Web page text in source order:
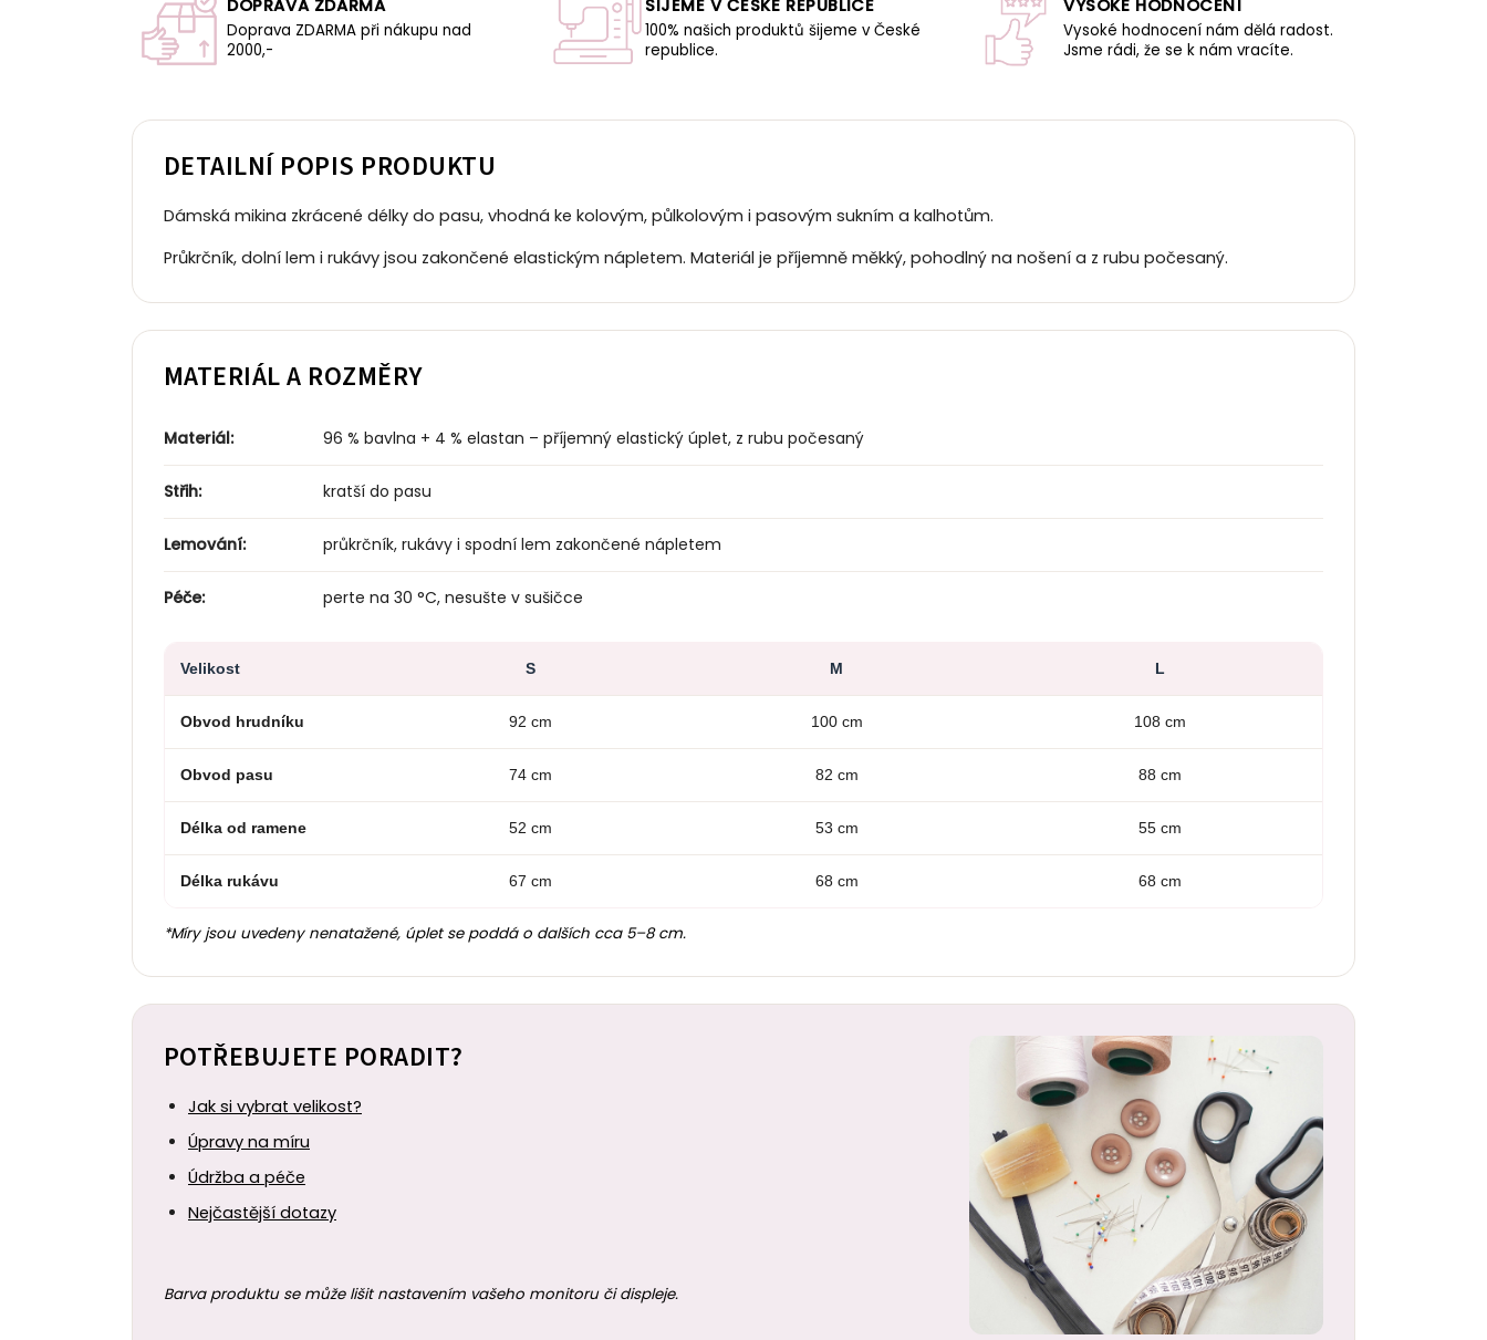
DOPRAVA ZDARMA
Doprava ZDARMA při nákupu nad
2000,-
ŠIJEME V ČESKÉ REPUBLICE
100% našich produktů šijeme v České
republice.
VYSOKÉ HODNOCENÍ
Vysoké hodnocení nám dělá radost.
Jsme rádi, že se k nám vracíte.
DETAILNÍ POPIS PRODUKTU
Dámská mikina zkrácené délky do pasu, vhodná ke kolovým, půlkolovým i pasovým sukním a kalhotům.
Průkrčník, dolní lem i rukávy jsou zakončené elastickým nápletem. Materiál je příjemně měkký, pohodlný na nošení a z rubu počesaný.
MATERIÁL A ROZMĚRY
Materiál: 96 % bavlna + 4 % elastan – příjemný elastický úplet, z rubu počesaný
Střih: kratší do pasu
Lemování: průkrčník, rukávy i spodní lem zakončené nápletem
Péče: perte na 30 °C, nesušte v sušičce
Velikost S M L
Obvod hrudníku 92 cm 100 cm 108 cm
Obvod pasu 74 cm 82 cm 88 cm
Délka od ramene 52 cm 53 cm 55 cm
Délka rukávu 67 cm 68 cm 68 cm
*Míry jsou uvedeny nenatažené, úplet se poddá o dalších cca 5–8 cm.
POTŘEBUJETE PORADIT?
Jak si vybrat velikost?
Úpravy na míru
Údržba a péče
Nejčastější dotazy
Barva produktu se může lišit nastavením vašeho monitoru či displeje.